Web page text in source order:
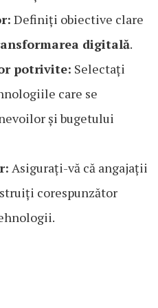
Definiți obiective clare
digitală.
potrivite: Selectați
care se
și bugetului
Asigurați-vă că angajații
corespunzător